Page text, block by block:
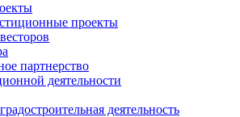
проекты
партнерство
деятельности
деятельность